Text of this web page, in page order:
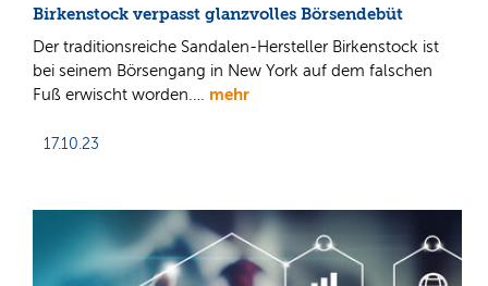
Birkenstock verpasst glanzvolles Börsendebüt
Der traditionsreiche Sandalen-Hersteller Birkenstock ist
bei seinem Börsengang in New York auf dem falschen
Fuß erwischt worden.… mehr
17.10.23